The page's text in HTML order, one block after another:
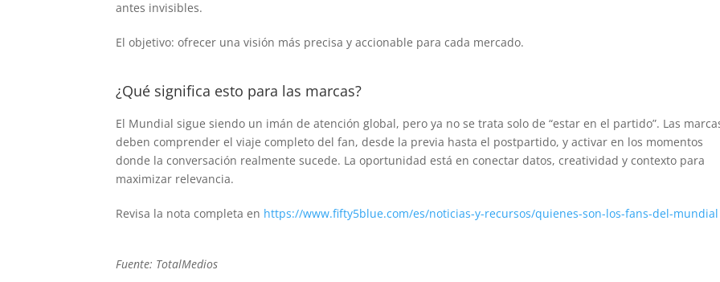
antes invisibles.
El objetivo: ofrecer una visión más precisa y accionable para cada mercado.
¿Qué significa esto para las marcas?
El Mundial sigue siendo un imán de atención global, pero ya no se trata solo de “estar en el partido”. Las
deben comprender el viaje completo del fan, desde la previa hasta el postpartido, y activar en los momentos
donde la conversación realmente sucede. La oportunidad está en conectar datos, creatividad y contexto para
maximizar relevancia.
Revisa la nota completa en https://www.fifty5blue.com/es/noticias-y-recursos/quienes-son-los-fans-del-mundial
Fuente: TotalMedios